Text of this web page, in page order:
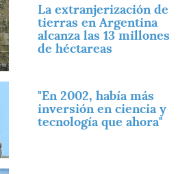
La extranjerización de
tierras en Argentina
alcanza las 13 millones
de héctareas
"En 2002, había más
inversión en ciencia y
tecnología que ahora"